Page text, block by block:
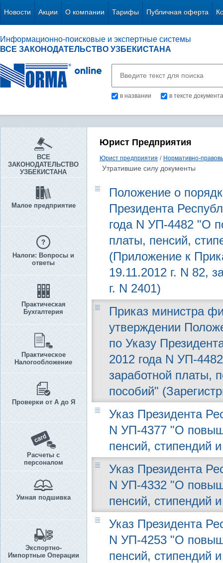
Новости Акции О компании Тарифы Публичная оферта
Информационно-поисковые и экспертные системы
ВСЕ ЗАКОНОДАТЕЛЬСТВО УЗБЕКИСТАНА
в названии в тексте документа
ВСЕ
ЗАКОНОДАТЕЛЬСТВО
УЗБЕКИСТАНА
Малое предприятие
Налоги: Вопросы и
ответы
Практическая
Бухгалтерия
Практическое
Налогообложение
Проверки от А до Я
Расчеты с
персоналом
Умная подшивка
Экспортно-
Импортные Операции
Юрист Предприятия
Юрист предприятия / Нормативно-
Утратившие силу документы
Положение о
Президента
года N УП-4482 "О
платы, пенсий,
(Приложение к
19.11.2012 г. N 82,
г. N 2401)
Приказ министра
утверждении
по Указу
2012 года N УП-
заработной платы,
пособий"
Указ Президента
N УП-4377 "О
пенсий, стипендий
Указ Президента
N УП-4332 "О
пенсий, стипендий
Указ Президента
N УП-4253 "О
пенсий, стипендий